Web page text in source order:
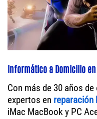
Informático a Domicilio
Con más de 30 años
expertos en reparación
iMac MacBook y PC